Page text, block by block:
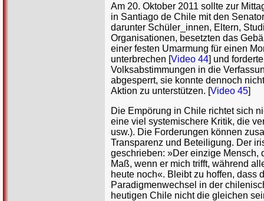
Am 20. Oktober 2011 sollte zur
in Santiago de Chile mit den
darunter Schüler_innen, Eltern,
Organisationen, besetzten das
einer festen Umarmung für einen
unterbrechen [Video 44] und
Volksabstimmungen in die
abgesperrt, sie konnte dennoch
Aktion zu unterstützen. [Video 45]
Die Empörung in Chile richtet sich
eine viel systemischere Kritik, die
usw.). Die Forderungen können
Transparenz und Beteiligung. Der
geschrieben: »Der einzige Mensch,
Maß, wenn er mich trifft, während
heute noch«. Bleibt zu hoffen, dass
Paradigmenwechsel in der
heutigen Chile nicht die gleichen